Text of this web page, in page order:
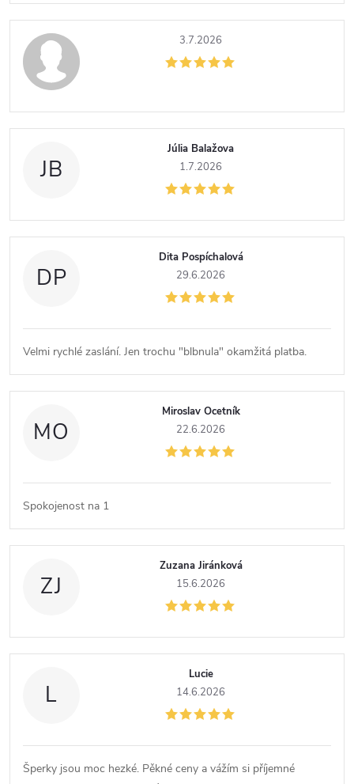
3.7.2026
JB
Júlia Balažova
1.7.2026
DP
Dita Pospíchalová
29.6.2026
Velmi rychlé zaslání. Jen trochu "blbnula" okamžitá platba.
MO
Miroslav Ocetník
22.6.2026
Spokojenost na 1
ZJ
Zuzana Jiránková
15.6.2026
L
Lucie
14.6.2026
Šperky jsou moc hezké. Pěkné ceny a vážím si příjemné